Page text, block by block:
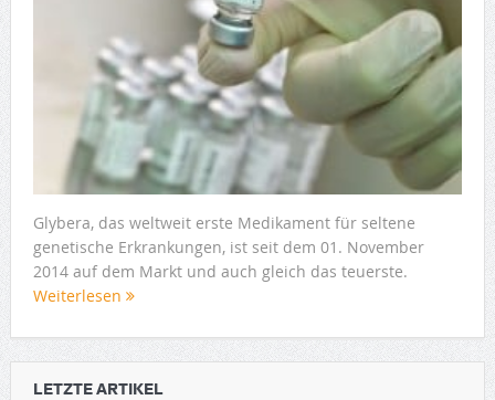
Glybera, das weltweit erste Medikament für seltene
genetische Erkrankungen, ist seit dem 01. November
2014 auf dem Markt und auch gleich das teuerste.
Weiterlesen
LETZTE ARTIKEL